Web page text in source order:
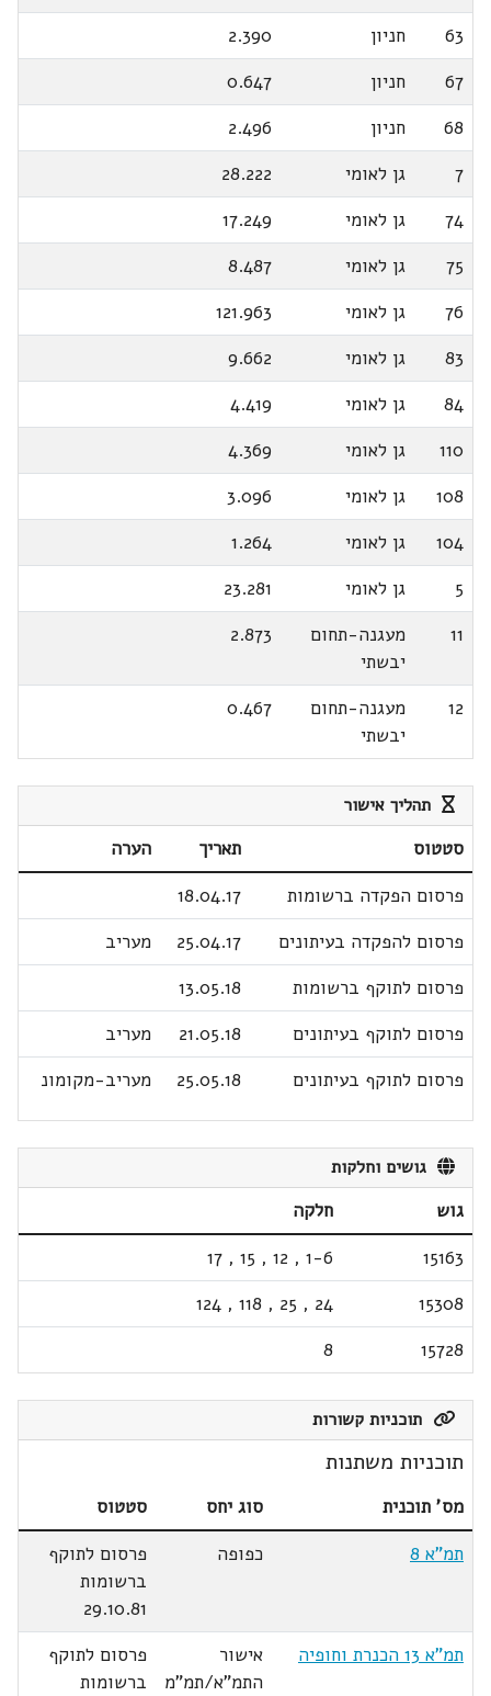
63
חניון
2.390
67
חניון
0.647
68
חניון
2.496
7
גן לאומי
28.222
74
גן לאומי
17.249
75
גן לאומי
8.487
76
גן לאומי
121.963
83
גן לאומי
9.662
84
גן לאומי
4.419
110
גן לאומי
4.369
108
גן לאומי
3.096
104
גן לאומי
1.264
5
גן לאומי
23.281
11
מעגנה-תחום
יבשתי
2.873
12
מעגנה-תחום
יבשתי
0.467
תהליך אישור
סטטוס תאריך
הערה
פרסום הפקדה ברשומות
18.04.17
פרסום להפקדה בעיתונים
25.04.17
מעריב
פרסום לתוקף ברשומות
13.05.18
פרסום לתוקף בעיתונים
21.05.18
מעריב
פרסום לתוקף בעיתונים
25.05.18 מעריב-מקומונ
גושים וחלקות
גוש
חלקה
15163
1-6
,
12
,
15
,
17
15308
24
,
25
,
118
,
124
15728
8
תוכניות קשורות
תוכניות משתנות
מס' תוכנית סוג יחס
סטטוס
תמ"א 8
כפופה
פרסום לתוקף
ברשומות
29.10.81
תמ"א 13 הכנרת וחופיה
אישור
התמ"א/תמ"מ
פרסום לתוקף
ברשומות